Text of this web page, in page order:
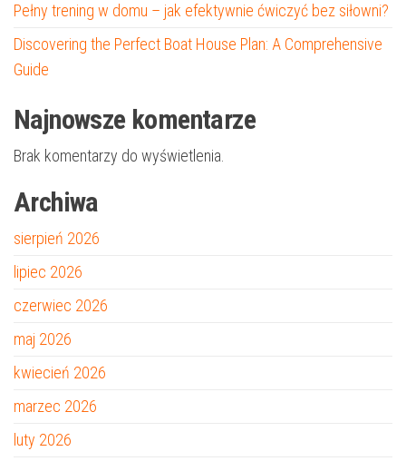
Pełny trening w domu – jak efektywnie ćwiczyć bez siłowni?
Discovering the Perfect Boat House Plan: A Comprehensive
Guide
Najnowsze komentarze
Brak komentarzy do wyświetlenia.
Archiwa
sierpień 2026
lipiec 2026
czerwiec 2026
maj 2026
kwiecień 2026
marzec 2026
luty 2026